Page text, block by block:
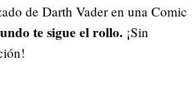
de Darth Vader en una Comic
te sigue el rollo. ¡Sin